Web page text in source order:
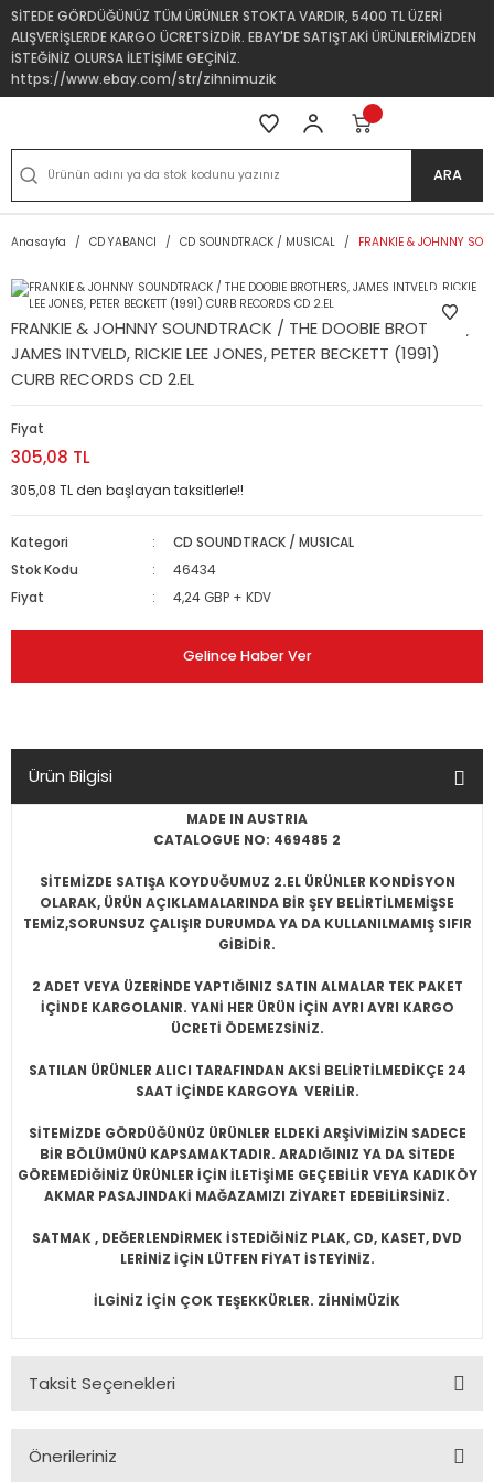
SİTEDE GÖRDÜĞÜNÜZ TÜM ÜRÜNLER STOKTA VARDIR, 5400 TL ÜZERİ
ALIŞVERİŞLERDE KARGO ÜCRETSİZDİR. EBAY'DE SATIŞTAKİ ÜRÜNLERİMİZDEN
İSTEĞİNİZ OLURSA İLETİŞİME GEÇİNİZ.
https://www.ebay.com/str/zihnimuzik
ARA
Anasayfa CD YABANCI CD SOUNDTRACK / MUSICAL FRANKIE & JOHNNY
FRANKIE & JOHNNY SOUNDTRACK / THE DOOBIE BROTHERS,
JAMES INTVELD, RICKIE LEE JONES, PETER BECKETT (1991)
CURB RECORDS CD 2.EL
Fiyat
305,08 TL
305,08 TL den başlayan taksitlerle!!
Kategori
CD SOUNDTRACK / MUSICAL
Stok Kodu
46434
Fiyat
4,24 GBP + KDV
Gelince Haber Ver
Ürün Bilgisi
MADE IN AUSTRIA
CATALOGUE NO: 469485 2
SİTEMİZDE SATIŞA KOYDUĞUMUZ 2.EL ÜRÜNLER KONDİSYON
OLARAK, ÜRÜN AÇIKLAMALARINDA BİR ŞEY BELİRTİLMEMİŞSE
TEMİZ,SORUNSUZ ÇALIŞIR DURUMDA YA DA KULLANILMAMIŞ SIFIR
GİBİDİR.
2 ADET VEYA ÜZERİNDE YAPTIĞINIZ SATIN ALMALAR TEK PAKET
İÇİNDE KARGOLANIR. YANİ HER ÜRÜN İÇİN AYRI AYRI KARGO
ÜCRETİ ÖDEMEZSİNİZ.
SATILAN ÜRÜNLER ALICI TARAFINDAN AKSİ BELİRTİLMEDİKÇE 24
SAAT İÇİNDE KARGOYA VERİLİR.
SİTEMİZDE GÖRDÜĞÜNÜZ ÜRÜNLER ELDEKİ ARŞİVİMİZİN SADECE
BİR BÖLÜMÜNÜ KAPSAMAKTADIR. ARADIĞINIZ YA DA SİTEDE
GÖREMEDİĞİNİZ ÜRÜNLER İÇİN İLETİŞİME GEÇEBİLİR VEYA KADIKÖY
AKMAR PASAJINDAKİ MAĞAZAMIZI ZİYARET EDEBİLİRSİNİZ.
SATMAK , DEĞERLENDİRMEK İSTEDİĞİNİZ PLAK, CD, KASET, DVD
LERİNİZ İÇİN LÜTFEN FİYAT İSTEYİNİZ.
İLGİNİZ İÇİN ÇOK TEŞEKKÜRLER. ZİHNİMÜZİK
Taksit Seçenekleri
Önerileriniz